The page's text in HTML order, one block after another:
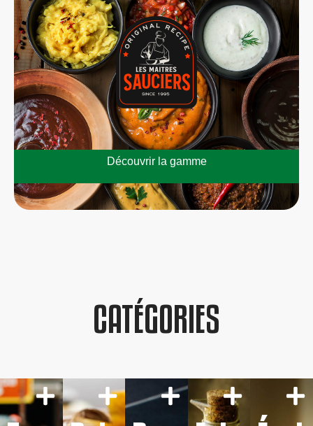
Découvrir la gamme
CATÉGORIES